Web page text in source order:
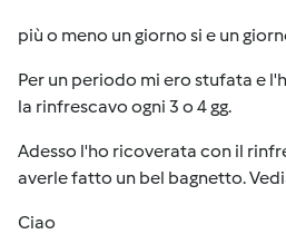
più o meno un giorno si e un
Per un periodo mi ero stufata e
la rinfrescavo ogni 3 o 4 gg.
Adesso l'ho ricoverata con il
averle fatto un bel bagnetto.
Ciao